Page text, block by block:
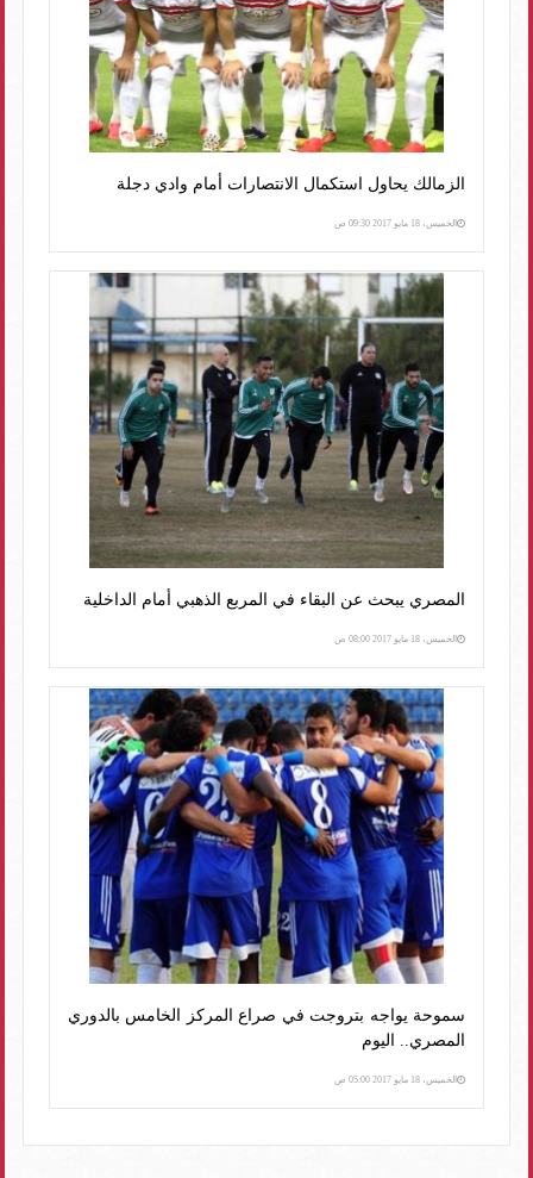
الزمالك يحاول استكمال الانتصارات أمام وادي دجلة
الخميس، 18 مايو 2017 09:30 ص
المصري يبحث عن البقاء في المربع الذهبي أمام الداخلية
الخميس، 18 مايو 2017 08:00 ص
سموحة يواجه بتروجت في صراع المركز الخامس بالدوري
المصري.. اليوم
الخميس، 18 مايو 2017 05:00 ص